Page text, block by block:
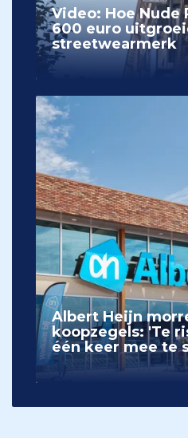
Video: Hoe Nude
600 euro
streetwearmerk
Albert Heijn
koopzegels: 'Te
één keer mee te